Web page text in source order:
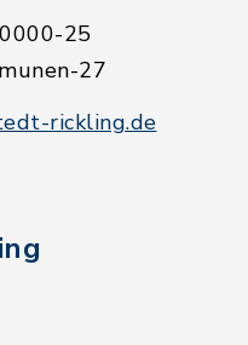
25
27
rickling.de